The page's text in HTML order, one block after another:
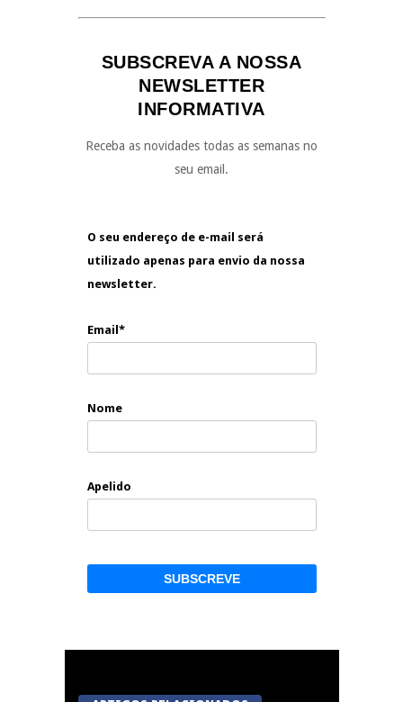
SUBSCREVA A NOSSA
NEWSLETTER
INFORMATIVA
Receba as novidades todas as semanas no
seu email.
O seu endereço de e-mail será
utilizado apenas para envio da nossa
newsletter.
Email*
Nome
Apelido